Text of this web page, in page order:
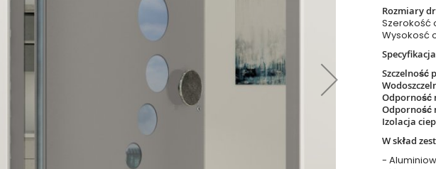
Rozmiary
Szerokość
Wysokosć
Szczelność
Odporność
Odporność
Izolacja
W skład
-